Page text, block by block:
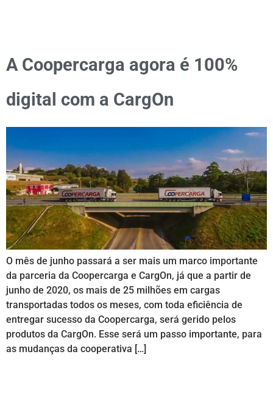
A Coopercarga agora é 100%
digital com a CargOn
O mês de junho passará a ser mais um marco importante
da parceria da Coopercarga e CargOn, já que a partir de
junho de 2020, os mais de 25 milhões em cargas
transportadas todos os meses, com toda eficiência de
entregar sucesso da Coopercarga, será gerido pelos
produtos da CargOn. Esse será um passo importante, para
as mudanças da cooperativa […]